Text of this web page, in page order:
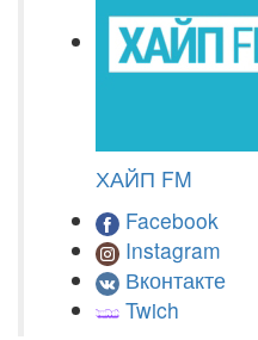
ХАЙП FM
Facebook
Instagram
Вконтакте
Twich